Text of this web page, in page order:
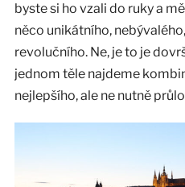
byste si ho vzali do ruky a
něco unikátního,
revolučního. Ne, je to je
jednom těle najdeme
nejlepšího, ale ne nutně